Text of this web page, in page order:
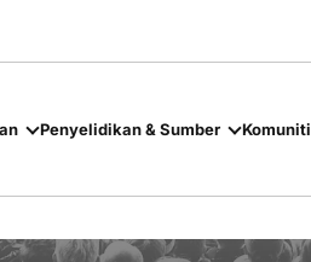
Penyelidikan & Sumber Komuniti